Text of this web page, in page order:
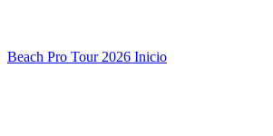
Beach Pro Tour 2026 Inicio